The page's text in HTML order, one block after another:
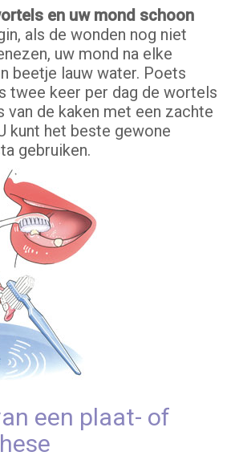
en uw mond schoon
als de wonden nog niet
uw mond na elke
beetje lauw water. Poets
twee keer per dag de wortels
van de kaken met een zachte
kunt het beste gewone
gebruiken.
een plaat- of